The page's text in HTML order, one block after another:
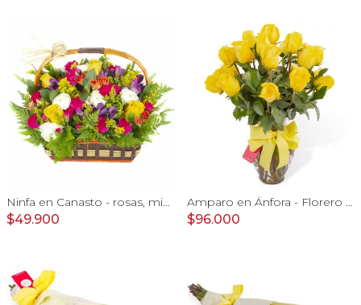
Ninfa en Canasto - rosas, miniclaveles, y astromelias
$49.900
Amparo en Ánfora - Florero 24 rosas ecuatorianas amarillo
$96.000